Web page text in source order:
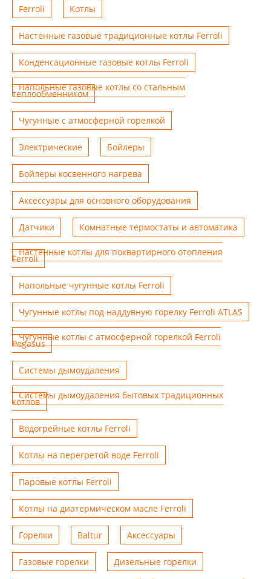
Ferroli Котлы
Настенные газовые традиционные котлы Ferroli
Конденсационные газовые котлы Ferroli
Напольные газовые котлы со стальным
теплообменником
Чугунные с атмосферной горелкой
Электрические Бойлеры
Бойлеры косвенного нагрева
Аксессуары для основного оборудования
Датчики Комнатные термостаты и автоматика
Настенные котлы для поквартирного отопления
Ferroli
Напольные чугунные котлы Ferroli
Чугунные котлы под наддувную горелку Ferroli ATLAS
Чугунные котлы с атмосферной горелкой Ferroli
Pegasus
Системы дымоудаления
Системы дымоудаления бытовых традиционных
котлов
Водогрейные котлы Ferroli
Котлы на перегретой воде Ferroli
Паровые котлы Ferroli
Котлы на диатермическом масле Ferroli
Горелки Baltur Аксессуары
Газовые горелки Дизельные горелки